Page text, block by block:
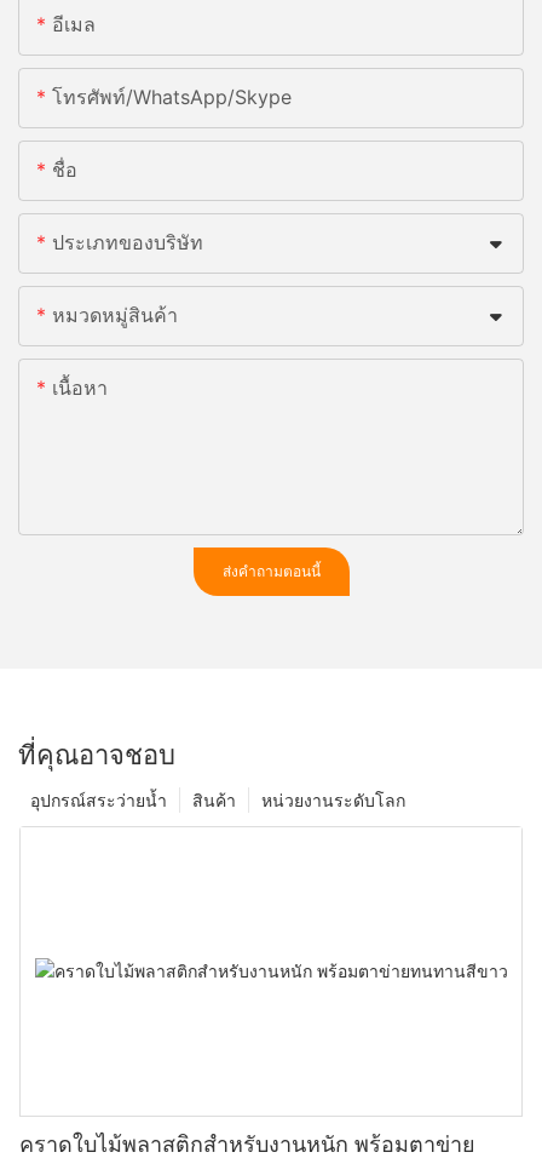
อีเมล
โทรศัพท์/WhatsApp/Skype
ชื่อ
ประเภทของบริษัท
หมวดหมู่สินค้า
เนื้อหา
ส่งคำถามตอนนี้
ที่คุณอาจชอบ
หน่วยงานระดับโลก
สินค้า
อุปกรณ์สระว่ายน้ำ
คราดใบไม้พลาสติกสำหรับงานหนัก พร้อมตาข่าย